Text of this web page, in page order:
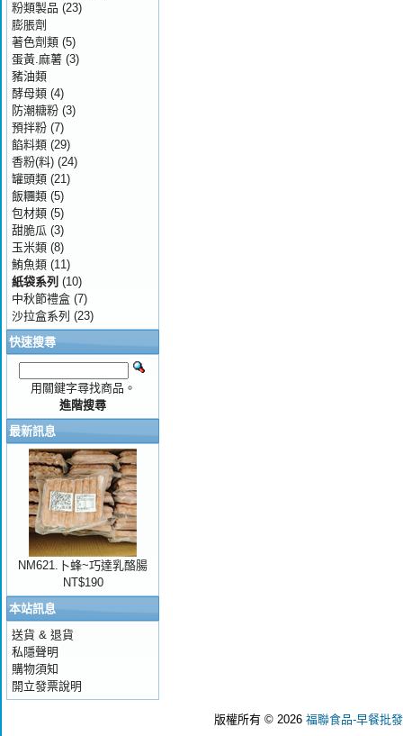
粉類製品 (23)
膨脹劑
著色劑類 (5)
蛋黃.麻薯 (3)
豬油類
酵母類 (4)
防潮糖粉 (3)
預拌粉 (7)
餡料類 (29)
香粉(料) (24)
罐頭類 (21)
飯糰類 (5)
包材類 (5)
甜脆瓜 (3)
玉米類 (8)
鮪魚類 (11)
紙袋系列 (10)
中秋節禮盒 (7)
沙拉盒系列 (23)
快速搜尋
用關鍵字尋找商品。
進階搜尋
最新訊息
NM621.卜蜂~巧達乳酪腸
NT$190
本站訊息
送貨 & 退貨
私隱聲明
購物須知
開立發票說明
版權所有 © 2026 福聯食品-早餐批